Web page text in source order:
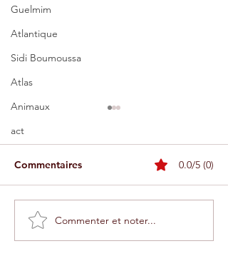
Guelmim
Atlantique
Sidi Boumoussa
Atlas
Animaux
act
Comment visiter les
greniers fortifiés
Commentaires 0.0/5 (0)
Commenter et noter...